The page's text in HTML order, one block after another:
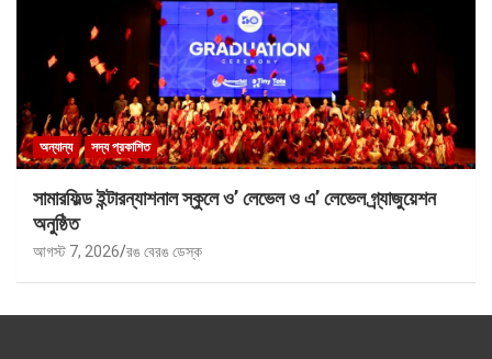
অন্যান্য সদ্য প্রকাশিত
সামারফিল্ড ইন্টারন্যাশনাল স্কুলে ও’ লেভেল ও এ’ লেভেল গ্র্যাজুয়েশন
অনুষ্ঠিত
আগস্ট 7, 2026 রঙ বেরঙ ডেস্ক